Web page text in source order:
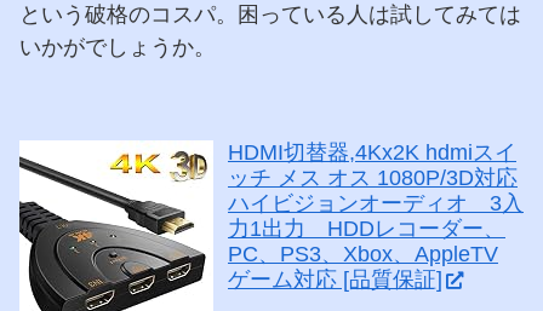
という破格のコスパ。困っている人は試してみては
いかがでしょうか。
HDMI切替器,4Kx2K hdmiスイ
ッチ メス オス 1080P/3D対応
ハイビジョンオーディオ 3入
力1出力 HDDレコーダー、
PC、PS3、Xbox、AppleTV
ゲーム対応 [品質保証]